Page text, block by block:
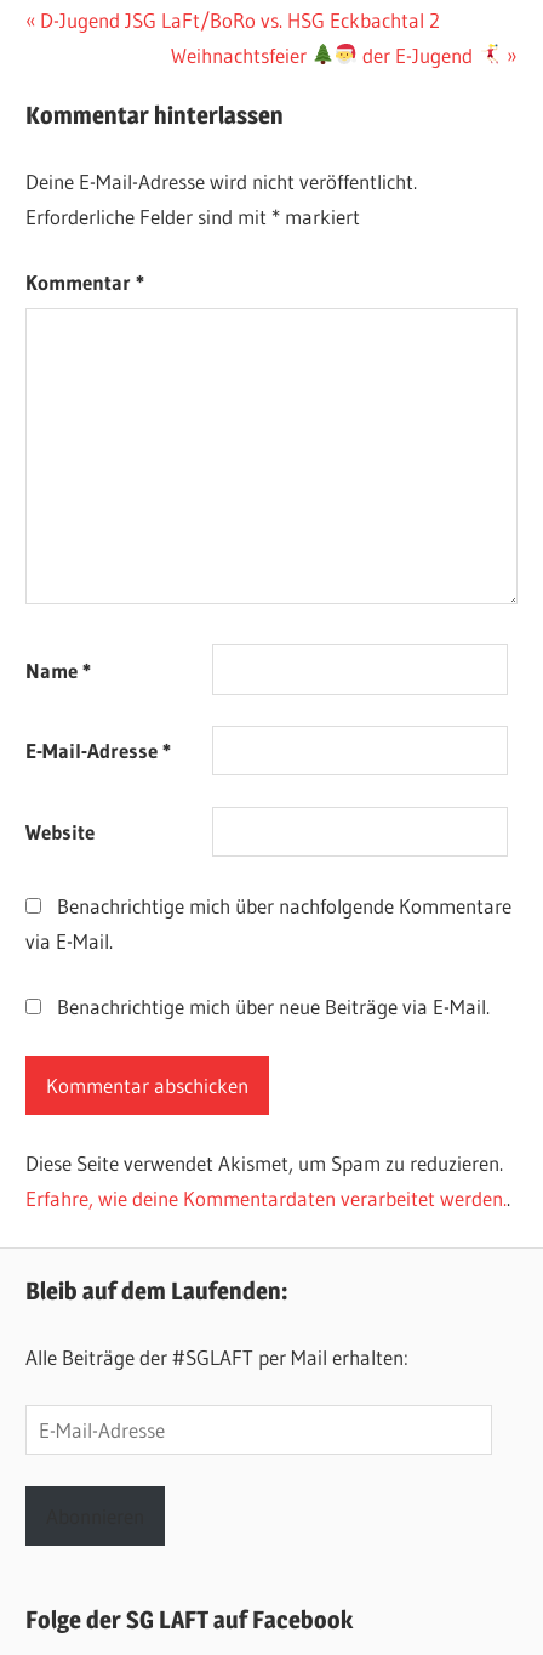
Beitragsnavigation
Vorheriger
D-Jugend JSG LaFt/BoRo vs. HSG Eckbachtal 2
Nächster
Weihnachtsfeier der E-Jugend
Kommentar hinterlassen
Deine E-Mail-Adresse wird nicht veröffentlicht.
Erforderliche Felder sind mit * markiert
Kommentar*
Name*
E-Mail-Adresse*
Website
Benachrichtige mich über nachfolgende Kommentare
via E-Mail.
Benachrichtige mich über neue Beiträge via E-Mail.
Diese Seite verwendet Akismet, um Spam zu reduzieren.
Erfahre, wie deine Kommentardaten verarbeitet werden..
Bleib auf dem Laufenden:
Alle Beiträge der #SGLAFT per Mail erhalten:
E-
Mail-
Adresse
Folge der SG LAFT auf Facebook